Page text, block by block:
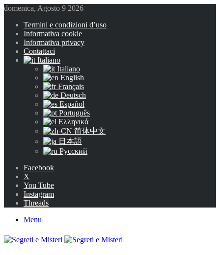
domenica, Agosto 9 2026
Termini e condizioni d’uso
Informativa cookie
Informativa privacy
Contattaci
Italiano
Italiano
English
Français
Deutsch
Español
Português
Ελληνικά
简体中文
日本語
Русский
Facebook
X
You Tube
Instagram
Threads
Menu